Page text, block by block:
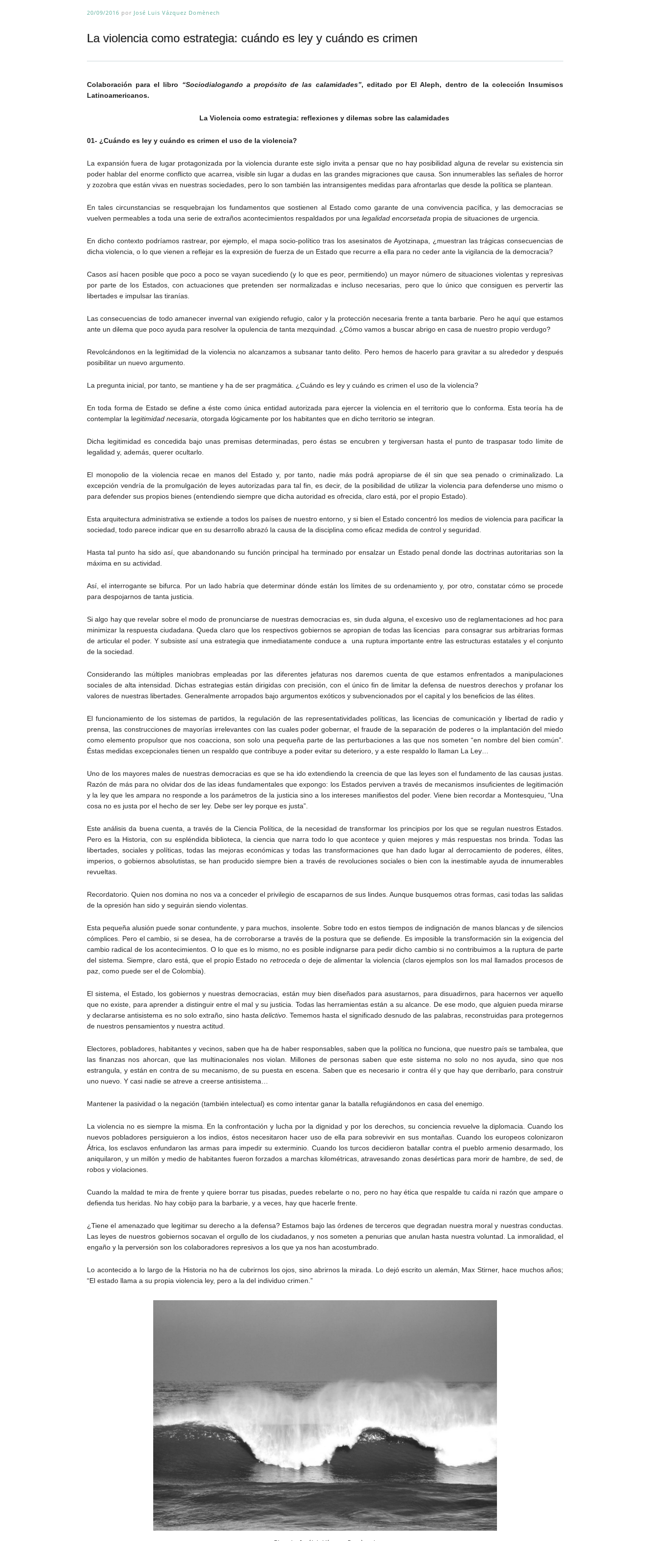
20/09/2016 por José Luis Vázquez Domènech
La violencia como estrategia: cuándo es ley y cuándo es crimen
Colaboración para el libro “Sociodialogando a propósito de las calamidades”, editado por El Aleph, dentro de la colección Insumisos
Latinoamericanos.
La Violencia como estrategia: reflexiones y dilemas sobre las calamidades
01- ¿Cuándo es ley y cuándo es crimen el uso de la violencia?
La expansión fuera de lugar protagonizada por la violencia durante este siglo invita a pensar que no hay posibilidad alguna de revelar su existencia sin
poder hablar del enorme conflicto que acarrea, visible sin lugar a dudas en las grandes migraciones que causa. Son innumerables las señales de horror
y zozobra que están vivas en nuestras sociedades, pero lo son también las intransigentes medidas para afrontarlas que desde la política se plantean.
En tales circunstancias se resquebrajan los fundamentos que sostienen al Estado como garante de una convivencia pacífica, y las democracias se
vuelven permeables a toda una serie de extraños acontecimientos respaldados por una legalidad encorsetada propia de situaciones de urgencia.
En dicho contexto podríamos rastrear, por ejemplo, el mapa socio-político tras los asesinatos de Ayotzinapa, ¿muestran las trágicas consecuencias de
dicha violencia, o lo que vienen a reflejar es la expresión de fuerza de un Estado que recurre a ella para no ceder ante la vigilancia de la democracia?
Casos así hacen posible que poco a poco se vayan sucediendo (y lo que es peor, permitiendo) un mayor número de situaciones violentas y represivas
por parte de los Estados, con actuaciones que pretenden ser normalizadas e incluso necesarias, pero que lo único que consiguen es pervertir las
libertades e impulsar las tiranías.
Las consecuencias de todo amanecer invernal van exigiendo refugio, calor y la protección necesaria frente a tanta barbarie. Pero he aquí que estamos
ante un dilema que poco ayuda para resolver la opulencia de tanta mezquindad. ¿Cómo vamos a buscar abrigo en casa de nuestro propio verdugo?
Revolcándonos en la legitimidad de la violencia no alcanzamos a subsanar tanto delito. Pero hemos de hacerlo para gravitar a su alrededor y después
posibilitar un nuevo argumento.
La pregunta inicial, por tanto, se mantiene y ha de ser pragmática. ¿Cuándo es ley y cuándo es crimen el uso de la violencia?
En toda forma de Estado se define a éste como única entidad autorizada para ejercer la violencia en el territorio que lo conforma. Esta teoría ha de
contemplar la legitimidad necesaria , otorgada lógicamente por los habitantes que en dicho territorio se integran.
Dicha legitimidad es concedida bajo unas premisas determinadas, pero éstas se encubren y tergiversan hasta el punto de traspasar todo límite de
legalidad y, además, querer ocultarlo.
El monopolio de la violencia recae en manos del Estado y, por tanto, nadie más podrá apropiarse de él sin que sea penado o criminalizado. La
excepción vendría de la promulgación de leyes autorizadas para tal fin, es decir, de la posibilidad de utilizar la violencia para defenderse uno mismo o
para defender sus propios bienes (entendiendo siempre que dicha autoridad es ofrecida, claro está, por el propio Estado).
Esta arquitectura administrativa se extiende a todos los países de nuestro entorno, y si bien el Estado concentró los medios de violencia para pacificar la
sociedad, todo parece indicar que en su desarrollo abrazó la causa de la disciplina como eficaz medida de control y seguridad.
Hasta tal punto ha sido así, que abandonando su función principal ha terminado por ensalzar un Estado penal donde las doctrinas autoritarias son la
máxima en su actividad.
Así, el interrogante se bifurca. Por un lado habría que determinar dónde están los límites de su ordenamiento y, por otro, constatar cómo se procede
para despojarnos de tanta justicia.
Si algo hay que revelar sobre el modo de pronunciarse de nuestras democracias es, sin duda alguna, el excesivo uso de reglamentaciones ad hoc para
minimizar la respuesta ciudadana. Queda claro que los respectivos gobiernos se apropian de todas las licencias para consagrar sus arbitrarias formas
de articular el poder. Y subsiste así una estrategia que inmediatamente conduce a una ruptura importante entre las estructuras estatales y el conjunto
de la sociedad.
Considerando las múltiples maniobras empleadas por las diferentes jefaturas nos daremos cuenta de que estamos enfrentados a manipulaciones
sociales de alta intensidad. Dichas estrategias están dirigidas con precisión, con el único fin de limitar la defensa de nuestros derechos y profanar los
valores de nuestras libertades. Generalmente arropados bajo argumentos exóticos y subvencionados por el capital y los beneficios de las élites.
El funcionamiento de los sistemas de partidos, la regulación de las representatividades políticas, las licencias de comunicación y libertad de radio y
prensa, las construcciones de mayorías irrelevantes con las cuales poder gobernar, el fraude de la separación de poderes o la implantación del miedo
como elemento propulsor que nos coacciona, son solo una pequeña parte de las perturbaciones a las que nos someten “en nombre del bien común”.
Éstas medidas excepcionales tienen un respaldo que contribuye a poder evitar su deterioro, y a este respaldo lo llaman La Ley…
Uno de los mayores males de nuestras democracias es que se ha ido extendiendo la creencia de que las leyes son el fundamento de las causas justas.
Razón de más para no olvidar dos de las ideas fundamentales que expongo: los Estados perviven a través de mecanismos insuficientes de legitimación
y la ley que les ampara no responde a los parámetros de la justicia sino a los intereses manifiestos del poder. Viene bien recordar a Montesquieu, “Una
cosa no es justa por el hecho de ser ley. Debe ser ley porque es justa”.
Este análisis da buena cuenta, a través de la Ciencia Política, de la necesidad de transformar los principios por los que se regulan nuestros Estados.
Pero es la Historia, con su espléndida biblioteca, la ciencia que narra todo lo que acontece y quien mejores y más respuestas nos brinda. Todas las
libertades, sociales y políticas, todas las mejoras económicas y todas las transformaciones que han dado lugar al derrocamiento de poderes, élites,
imperios, o gobiernos absolutistas, se han producido siempre bien a través de revoluciones sociales o bien con la inestimable ayuda de innumerables
revueltas.
Recordatorio. Quien nos domina no nos va a conceder el privilegio de escaparnos de sus lindes. Aunque busquemos otras formas, casi todas las salidas
de la opresión han sido y seguirán siendo violentas.
Esta pequeña alusión puede sonar contundente, y para muchos, insolente. Sobre todo en estos tiempos de indignación de manos blancas y de silencios
cómplices. Pero el cambio, si se desea, ha de corroborarse a través de la postura que se defiende. Es imposible la transformación sin la exigencia del
cambio radical de los acontecimientos. O lo que es lo mismo, no es posible indignarse para pedir dicho cambio si no contribuimos a la ruptura de parte
del sistema. Siempre, claro está, que el propio Estado no retroceda o deje de alimentar la violencia (claros ejemplos son los mal llamados procesos de
paz, como puede ser el de Colombia).
El sistema, el Estado, los gobiernos y nuestras democracias, están muy bien diseñados para asustarnos, para disuadirnos, para hacernos ver aquello
que no existe, para aprender a distinguir entre el mal y su justicia. Todas las herramientas están a su alcance. De ese modo, que alguien pueda mirarse
y declararse antisistema es no solo extraño, sino hasta delictivo. Tememos hasta el significado desnudo de las palabras, reconstruidas para protegernos
de nuestros pensamientos y nuestra actitud.
Electores, pobladores, habitantes y vecinos, saben que ha de haber responsables, saben que la política no funciona, que nuestro país se tambalea, que
las finanzas nos ahorcan, que las multinacionales nos violan. Millones de personas saben que este sistema no solo no nos ayuda, sino que nos
estrangula, y están en contra de su mecanismo, de su puesta en escena. Saben que es necesario ir contra él y que hay que derribarlo, para construir
uno nuevo. Y casi nadie se atreve a creerse antisistema…
Mantener la pasividad o la negación (también intelectual) es como intentar ganar la batalla refugiándonos en casa del enemigo.
La violencia no es siempre la misma. En la confrontación y lucha por la dignidad y por los derechos, su conciencia revuelve la diplomacia. Cuando los
nuevos pobladores persiguieron a los indios, éstos necesitaron hacer uso de ella para sobrevivir en sus montañas. Cuando los europeos colonizaron
África, los esclavos enfundaron las armas para impedir su exterminio. Cuando los turcos decidieron batallar contra el pueblo armenio desarmado, los
aniquilaron, y un millón y medio de habitantes fueron forzados a marchas kilométricas, atravesando zonas desérticas para morir de hambre, de sed, de
robos y violaciones.
Cuando la maldad te mira de frente y quiere borrar tus pisadas, puedes rebelarte o no, pero no hay ética que respalde tu caída ni razón que ampare o
defienda tus heridas. No hay cobijo para la barbarie, y a veces, hay que hacerle frente.
¿Tiene el amenazado que legitimar su derecho a la defensa? Estamos bajo las órdenes de terceros que degradan nuestra moral y nuestras conductas.
Las leyes de nuestros gobiernos socavan el orgullo de los ciudadanos, y nos someten a penurias que anulan hasta nuestra voluntad. La inmoralidad, el
engaño y la perversión son los colaboradores represivos a los que ya nos han acostumbrado.
Lo acontecido a lo largo de la Historia no ha de cubrirnos los ojos, sino abrirnos la mirada. Lo dejó escrito un alemán, Max Stirner, hace muchos años;
“El estado llama a su propia violencia ley, pero a la del individuo crimen.”